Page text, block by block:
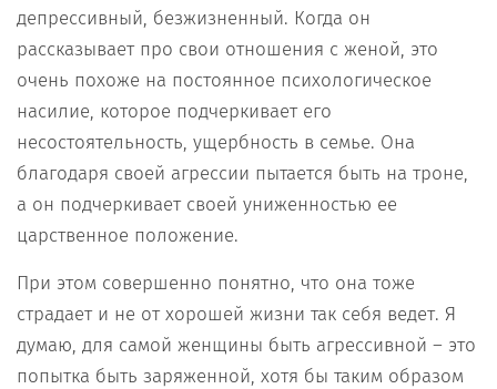
депрессивный, безжизненный. Когда он
рассказывает про свои отношения с женой, это
очень похоже на постоянное психологическое
насилие, которое подчеркивает его
несостоятельность, ущербность в семье. Она
благодаря своей агрессии пытается быть на троне,
а он подчеркивает своей униженностью ее
царственное положение.
При этом совершенно понятно, что она тоже
страдает и не от хорошей жизни так себя ведет. Я
думаю, для самой женщины быть агрессивной – это
попытка быть заряженной, хотя бы таким образом